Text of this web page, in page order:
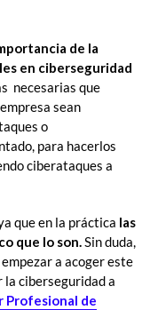
de la
en ciberseguridad
necesarias que
sean
o
para hacerlos
ciberataques a
que en la práctica las
que lo son. Sin duda,
a acoger este
la ciberseguridad a
Profesional de